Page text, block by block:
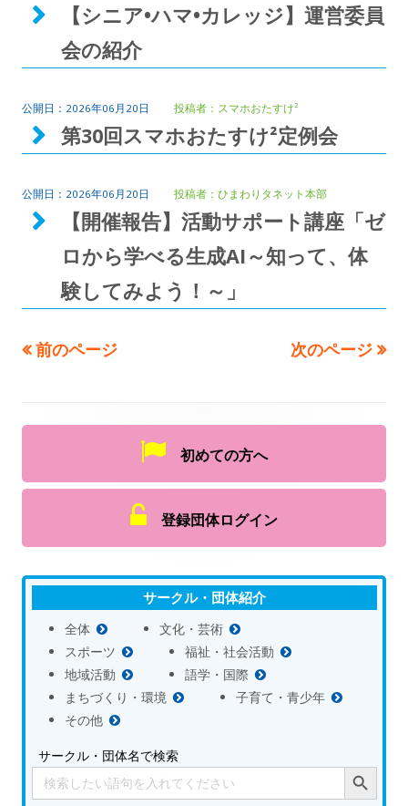
【シニア•ハマ•カレッジ】運営委員
会の紹介
2026年06月20日 スマホおたすけ²
第30回スマホおたすけ²定例会
2026年06月20日 ひまわりタネット本部
【開催報告】活動サポート講座「ゼ
ロから学べる生成AI～知って、体
験してみよう！～」
前のページ 次のページ
初めての方へ
登録団体ログイン
サークル・団体紹介
全体
文化・芸術
スポーツ
福祉・社会活動
地域活動
語学・国際
まちづくり・環境
子育て・青少年
その他
サークル・団体名で検索
Search
for:
Search Button